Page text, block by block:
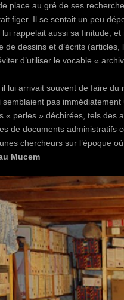
place au gré de ses
figer. Il se sentait un peu
rappelait aussi sa finitude,
de dessins et d’écrits
d’utiliser le vocable «
lui arrivait souvent de faire
pas
« perles » déchirées, tels des
de documents administratifs
chercheurs sur l’époque
Mucem